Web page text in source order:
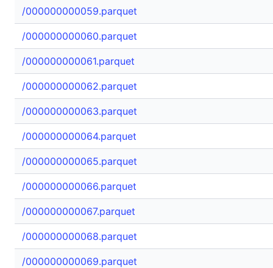
/000000000059.parquet
/000000000060.parquet
/000000000061.parquet
/000000000062.parquet
/000000000063.parquet
/000000000064.parquet
/000000000065.parquet
/000000000066.parquet
/000000000067.parquet
/000000000068.parquet
/000000000069.parquet